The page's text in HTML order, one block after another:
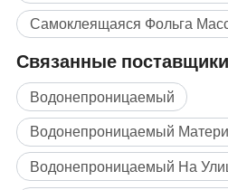
Оставайтесь впереди
стандартам безопасности!
решения соответствуют
превосходят их, обеспечивая
спокойствие благодаря
водонепроницаемой
Самоклеящаяся Фольга
Связанные поставщики
Водонепроницаемый
Водонепроницаемый
Водонепроницаемый На